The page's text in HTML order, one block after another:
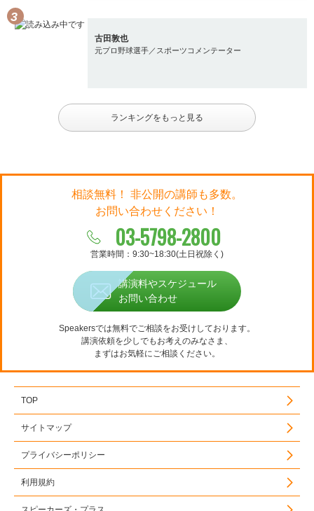
古田敦也
元プロ野球選手／スポーツコメンテーター
ランキングをもっと見る
相談無料！ 非公開の講師も多数。
お問い合わせください！
03-5798-2800
営業時間：9:30~18:30(土日祝除く)
講演料やスケジュール
お問い合わせ
Speakersでは無料でご相談をお受けしております。
講演依頼を少しでもお考えのみなさま、
まずはお気軽にご相談ください。
TOP
サイトマップ
プライバシーポリシー
利用規約